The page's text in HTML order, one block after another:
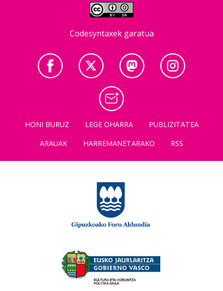
Codesyntaxek garatua
HONI BURUZ LEGE OHARRA
PUBLIZITATEA
ARAUAK
HARREMANETARAKO RSS